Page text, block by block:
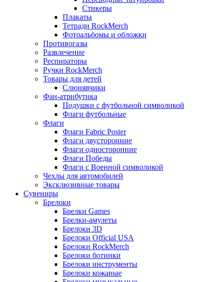
Стикеры
Плакаты
Тетради RockMerch
Фотоальбомы и обложки
Противогазы
Развлечение
Респираторы
Ручки RockMerch
Товары для детей
Слюнявчики
Фан-атрибутика
Подушки с футбольной символикой
Флаги футбольные
Флаги
Флаги Fabric Poster
Флаги двусторонние
Флаги односторонние
Флаги Победы
Флаги с Военной символикой
Чехлы для автомобилей
Эксклюзивные товары
Сувениры
Брелоки
Брелки Games
Брелки-амулеты
Брелоки 3D
Брелоки Official USA
Брелоки RockMerch
Брелоки ботинки
Брелоки инструменты
Брелоки кожаные